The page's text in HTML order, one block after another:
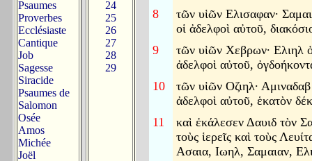
Psaumes
Proverbes
Ecclésiaste
Cantique
Job
Sagesse
Siracide
Psaumes de
Salomon
Osée
Amos
Michée
Joël
24
25
26
27
28
29
8
τῶν υἱῶν Ελισαφαν·
οἱ ἀδελφοὶ αὐτοῦ,
9
τῶν υἱῶν Χεβρων· Ελιηλ
ἀδελφοὶ αὐτοῦ,
10
τῶν υἱῶν Οζιηλ·
ἀδελφοὶ αὐτοῦ, ἑκατὸν
11
καὶ ἐκάλεσεν Δαυιδ τὸν
τοὺς ἱερεῖς καὶ τοὺς
Ασαια, Ιωηλ, Σαμαιαν,